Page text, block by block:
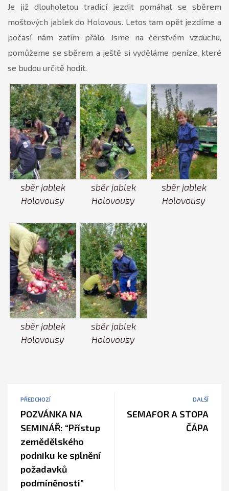
Je již dlouholetou tradicí jezdit pomáhat se sběrem
moštových jablek do Holovous. Letos tam opět jezdíme a
počasí nám zatím přálo. Jsme na čerstvém vzduchu,
pomůžeme se sběrem a ještě si vyděláme peníze, které
se budou určitě hodit.
sběr jablek
Holovousy
sběr jablek
Holovousy
sběr jablek
Holovousy
sběr jablek
Holovousy
sběr jablek
Holovousy
PŘEDCHOZÍ
POZVÁNKA NA
SEMINÁŘ: “Přístup
zemědělského
podniku ke splnění
požadavků
podmíněnosti”
DALŠÍ
SEMAFOR A STOPA
ČÁPA